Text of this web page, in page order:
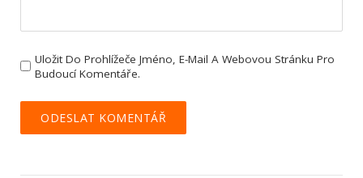
Uložit Do Prohlížeče Jméno, E-Mail A Webovou Stránku Pro
Budoucí Komentáře.